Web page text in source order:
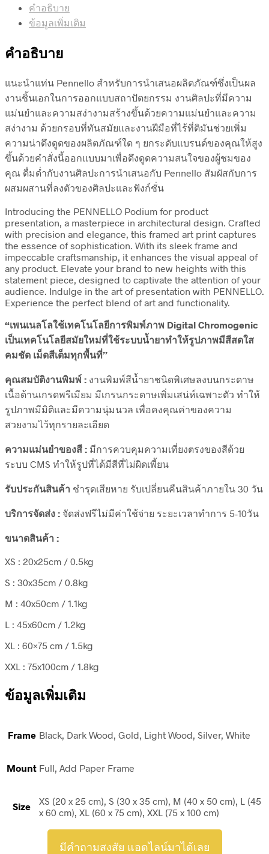
คำอธิบาย
ข้อมูลเพิ่มเติม
คำอธิบาย
แนะนำแท่น Pennello สำหรับการนำเสนอผลิตภัณฑ์ซึ่งเป็นผล
งานชิ้นเอกในการออกแบบสถาปัตยกรรม งานศิลปะที่มีความ
แม่นยำและความสง่างามสร้างขึ้นด้วยความแม่นยำและความ
สง่างาม ด้วยกรอบที่ทันสมัยและงานฝีมือที่ไร้ที่ติมันช่วยเพิ่ม
ความน่าดึงดูดของผลิตภัณฑ์ใด ๆ ยกระดับแบรนด์ของคุณให้สูง
ขึ้นด้วยคำสั่งนี้ออกแบบมาเพื่อดึงดูดความสนใจของผู้ชมของ
คุณ ดื่มด่ำกับงานศิลปะการนำเสนอกับ Pennello สัมผัสกับการ
ผสมผสานที่ลงตัวของศิลปะและฟังก์ชั่น
Introducing the PENNELLO Podium for product
presentation, a masterpiece in architectural design. Crafted
with precision and elegance, this framed art print captures
the essence of sophistication. With its sleek frame and
impeccable craftsmanship, it enhances the visual appeal of
any product. Elevate your brand to new heights with this
statement piece, designed to captivate the attention of your
audience. Indulge in the art of presentation with PENNELLO.
Experience the perfect blend of art and functionality.
“เพนเนลโลใช้เทคโนโลยีการพิมพ์ภาพ Digital Chromogenic
เป็นเทคโนโลยีสมัยใหม่ที่ใช้ระบบน้ำยาทำให้รูปภาพมีสีสดใส
คมชัด เม็ดสีเต็มทุกพื้นที่”
คุณสมบัติงานพิมพ์ : งานพิมพ์สีน้ำยาชนิดพิเศษลงบนกระดาษ
เนื้อด้านเกรดพรีเมียม มีเกรนกระดาษเพิ่มเสน่ห์เฉพาะตัว ทำให้
รูปภาพมีมิติและมีความนุ่มนวล เพื่อคงคุณค่าของความ
สวยงามไว้ทุกรายละเอียด
ความแม่นยำของสี : มีการควบคุมความเที่ยงตรงของสีด้วย
ระบบ CMS ทำให้รูปที่ได้มีสีที่ไม่ผิดเพี้ยน
รับประกันสินค้า ชำรุดเสียหาย รับเปลี่ยนคืนสินค้าภายใน 30 วัน
บริการจัดส่ง : จัดส่งฟรีไม่มีค่าใช้จ่าย ระยะเวลาทำการ 5-10วัน
ขนาดสินค้า :
XS : 20x25cm / 0.5kg
S : 30x35cm / 0.8kg
M : 40x50cm / 1.1kg
L : 45x60cm / 1.2kg
XL : 60×75 cm / 1.5kg
XXL : 75x100cm / 1.8kg
ข้อมูลเพิ่มเติม
Frame Black, Dark Wood, Gold, Light Wood, Silver, White
Mount Full, Add Paper Frame
Size
XS (20 x 25 cm), S (30 x 35 cm), M (40 x 50 cm), L (45
x 60 cm), XL (60 x 75 cm), XXL (75 x 100 cm)
มีคำถามสงสัย แอดไลน์มาได้เลย